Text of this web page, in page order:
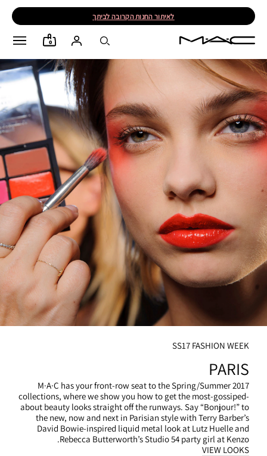
לאיתור החנות הקרובה לביתך
0
SS17 FASHION WEEK
PARIS
M·A·C has your front-row seat to the Spring/Summer 2017
collections, where we show you how to get the most-gossiped-
about beauty looks straight off the runways. Say “Bonjour!” to
the new, now and next in Parisian style with Terry Barber’s
David Bowie-inspired liquid metal look at Lutz Huelle and
Rebecca Butterworth’s Studio 54 party girl at Kenzo.
VIEW LOOKS